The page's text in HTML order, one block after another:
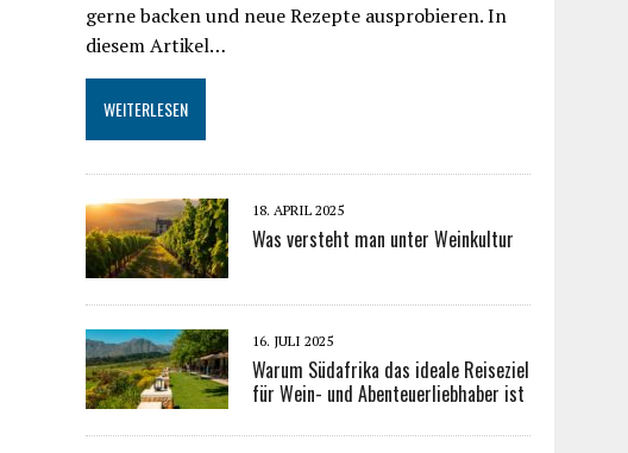
gerne backen und neue Rezepte ausprobieren. In
diesem Artikel…
WEITERLESEN
18. APRIL 2025
Was versteht man unter Weinkultur
16. JULI 2025
Warum Südafrika das ideale Reiseziel
für Wein- und Abenteuerliebhaber ist